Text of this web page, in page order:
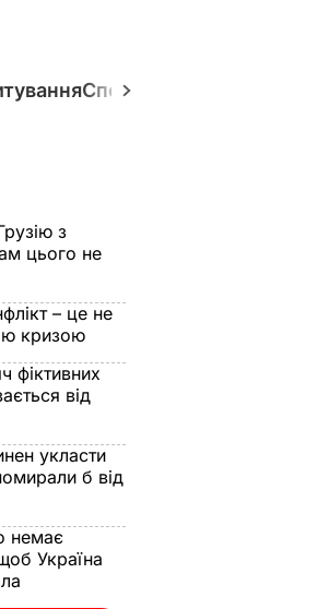
Спецпроєкти
з
цього не
– це не
кризою
фіктивних
від
укласти
б від
немає
Україна